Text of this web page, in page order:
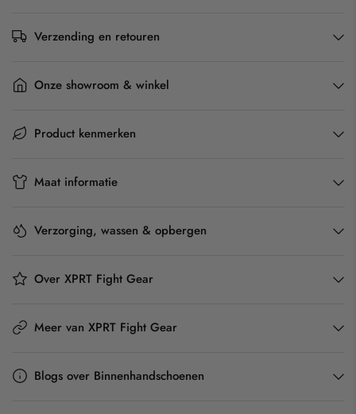
Verzending en retouren
Onze showroom & winkel
Product kenmerken
Maat informatie
Verzorging, wassen & opbergen
Over XPRT Fight Gear
Meer van XPRT Fight Gear
Blogs over Binnenhandschoenen